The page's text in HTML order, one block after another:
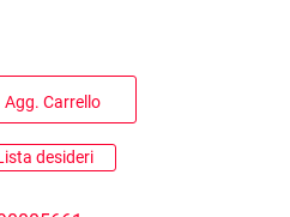
Agg. Carrello
desideri